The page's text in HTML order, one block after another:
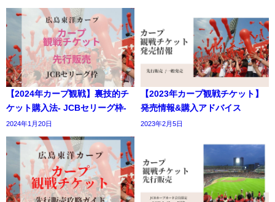
【2024年カープ観戦】裏技的チ
ケット購入法- JCBセリーグ枠-
2024年1月20日
【2023年カープ観戦チケット】
発売情報&購入アドバイス
2023年2月5日